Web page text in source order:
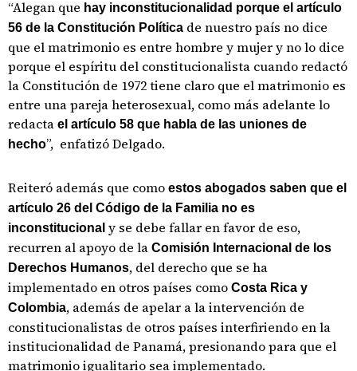
“Alegan que hay inconstitucionalidad porque el artículo
56 de la Constitución Política de nuestro país no dice
que el matrimonio es entre hombre y mujer y no lo dice
porque el espíritu del constitucionalista cuando redactó
la Constitución de 1972 tiene claro que el matrimonio es
entre una pareja heterosexual, como más adelante lo
redacta el artículo 58 que habla de las uniones de
hecho”, enfatizó Delgado.
Reiteró además que como estos abogados saben que el
artículo 26 del Código de la Familia no es
inconstitucional y se debe fallar en favor de eso,
recurren al apoyo de la Comisión Internacional de los
Derechos Humanos, del derecho que se ha
implementado en otros países como Costa Rica y
Colombia, además de apelar a la intervención de
constitucionalistas de otros países interfiriendo en la
institucionalidad de Panamá, presionando para que el
matrimonio igualitario sea implementado.